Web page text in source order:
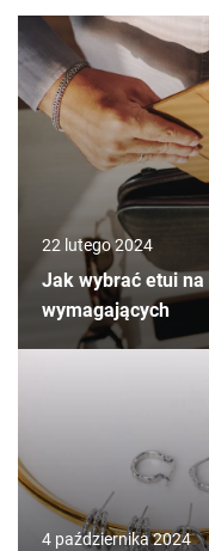
22 lutego 2024
Jak wybrać etui
wymagających
4 października 2024